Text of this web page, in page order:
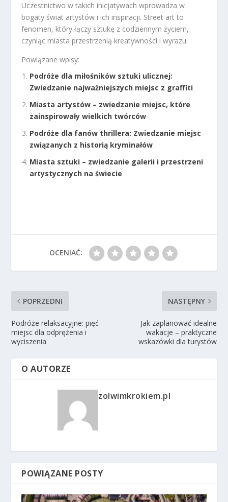
Uczestnictwo w takich inicjatywach wprowadza w
bogaty świat artystów i ich inspiracji. Street art to
fenomen, który łączy sztukę z codziennym życiem,
czyniąc miasta przestrzenią kreatywności i wyrazu.
Powiązane wpisy:
Podróże dla miłośników sztuki ulicznej:
Zwiedzanie najważniejszych miejsc z graffiti
Miasta artystów – zwiedzanie miejsc, które
zainspirowały wielkich twórców
Podróże dla fanów thrillera: Zwiedzanie miejsc
związanych z historią kryminałów
Miasta sztuki – zwiedzanie galerii i przestrzeni
artystycznych na świecie
OCENIAĆ:
POPRZEDNI
Podróże relaksacyjne: pięć
miejsc dla odprężenia i
wyciszenia
NASTĘPNY
Jak zaplanować idealne
wakacje – praktyczne
wskazówki dla turystów
O AUTORZE
zolwimkrokiem.pl
POWIĄZANE POSTY